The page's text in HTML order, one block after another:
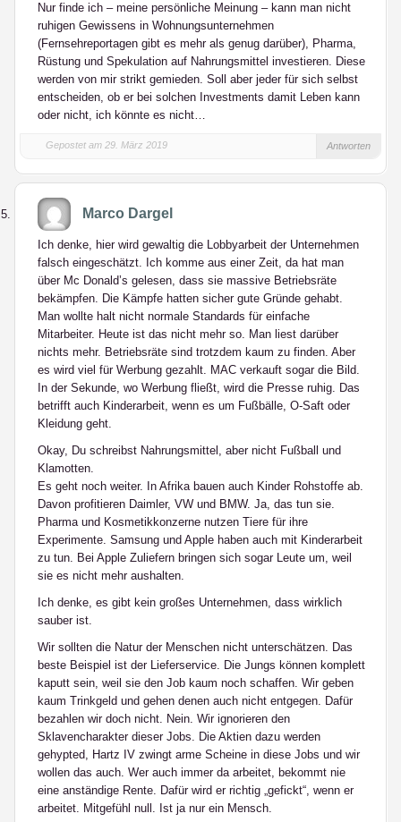
Nur finde ich – meine persönliche Meinung – kann man nicht
ruhigen Gewissens in Wohnungsunternehmen
(Fernsehreportagen gibt es mehr als genug darüber), Pharma,
Rüstung und Spekulation auf Nahrungsmittel investieren. Diese
werden von mir strikt gemieden. Soll aber jeder für sich selbst
entscheiden, ob er bei solchen Investments damit Leben kann
oder nicht, ich könnte es nicht…
Gepostet am 29. März 2019 Antworten
Marco Dargel
Ich denke, hier wird gewaltig die Lobbyarbeit der Unternehmen
falsch eingeschätzt. Ich komme aus einer Zeit, da hat man
über Mc Donald’s gelesen, dass sie massive Betriebsräte
bekämpfen. Die Kämpfe hatten sicher gute Gründe gehabt.
Man wollte halt nicht normale Standards für einfache
Mitarbeiter. Heute ist das nicht mehr so. Man liest darüber
nichts mehr. Betriebsräte sind trotzdem kaum zu finden. Aber
es wird viel für Werbung gezahlt. MAC verkauft sogar die Bild.
In der Sekunde, wo Werbung fließt, wird die Presse ruhig. Das
betrifft auch Kinderarbeit, wenn es um Fußbälle, O-Saft oder
Kleidung geht.
Okay, Du schreibst Nahrungsmittel, aber nicht Fußball und
Klamotten.
Es geht noch weiter. In Afrika bauen auch Kinder Rohstoffe ab.
Davon profitieren Daimler, VW und BMW. Ja, das tun sie.
Pharma und Kosmetikkonzerne nutzen Tiere für ihre
Experimente. Samsung und Apple haben auch mit Kinderarbeit
zu tun. Bei Apple Zuliefern bringen sich sogar Leute um, weil
sie es nicht mehr aushalten.
Ich denke, es gibt kein großes Unternehmen, dass wirklich
sauber ist.
Wir sollten die Natur der Menschen nicht unterschätzen. Das
beste Beispiel ist der Lieferservice. Die Jungs können komplett
kaputt sein, weil sie den Job kaum noch schaffen. Wir geben
kaum Trinkgeld und gehen denen auch nicht entgegen. Dafür
bezahlen wir doch nicht. Nein. Wir ignorieren den
Sklavencharakter dieser Jobs. Die Aktien dazu werden
gehypted, Hartz IV zwingt arme Scheine in diese Jobs und wir
wollen das auch. Wer auch immer da arbeitet, bekommt nie
eine anständige Rente. Dafür wird er richtig „gefickt“, wenn er
arbeitet. Mitgefühl null. Ist ja nur ein Mensch.